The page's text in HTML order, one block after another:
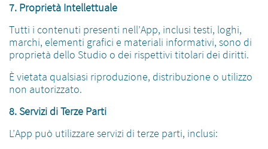
7. Proprietà Intellettuale
Tutti i contenuti presenti nell’App, inclusi testi, loghi,
marchi, elementi grafici e materiali informativi, sono di
proprietà dello Studio o dei rispettivi titolari dei diritti.
È vietata qualsiasi riproduzione, distribuzione o utilizzo
non autorizzato.
8. Servizi di Terze Parti
L’App può utilizzare servizi di terze parti, inclusi: